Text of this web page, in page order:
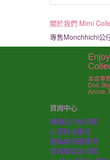
關於我們 Mimi
專售Monchhichi公
本店專
Doll,
Azone,
資詢中心
購物及付款須知
出貨與退換貨
隱私權保護聲明
會員權益及須知